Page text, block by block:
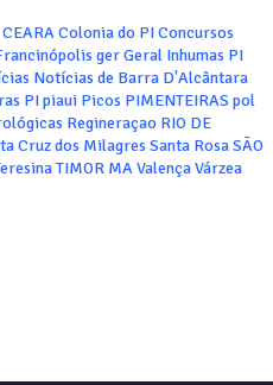
CEARAColonia do PIConcursos
gerGeral Inhumas PI
Notícias de Barra D'Alcântara
PIpiaui Picos PIMENTEIRAS pol
Regineraçao RIO DE
Cruz dos Milagres Santa RosaSÃO
TIMOR MAValençaVárzea